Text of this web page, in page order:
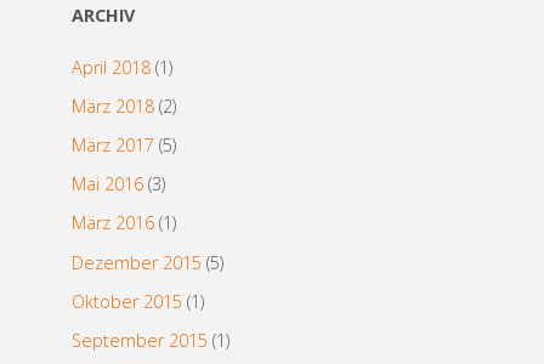
ARCHIV
April 2018(1)
März 2018(2)
März 2017 (5)
Mai 2016(3)
März 2016(1)
Dezember 2015 (5)
Oktober 2015 (1)
September 2015 (1)